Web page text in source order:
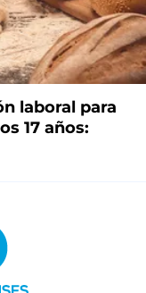
laboral para
17 años: